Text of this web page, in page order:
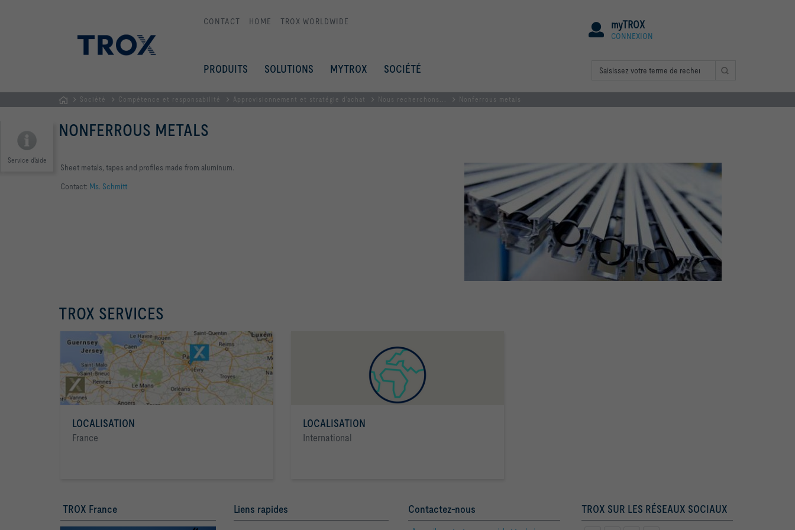
CONTACT HOME TROX WORLDWIDE myTROX
CONNEXION
PRODUITS SOLUTIONS MYTROX SOCIÉTÉ
d'accueil
Société Compétence et responsabilité Approvisionnement et stratégie d'achat Nous recherchons... Nonferrous metals
Service d'aide
NONFERROUS METALS
Sheet metals, tapes and profiles made from aluminum.
Contact: Ms. Schmitt
TROX SERVICES
LOCALISATION
France
LOCALISATION
International
TROX France Liens rapides Contactez-nous TROX SUR LES RÉSEAUX SOCIAUX